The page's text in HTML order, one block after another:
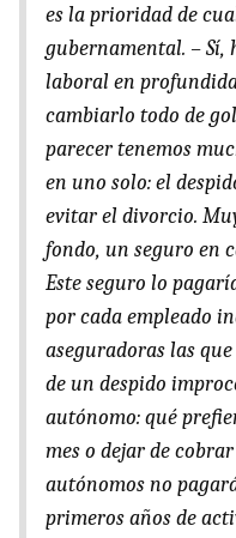
es la prioridad de
gubernamental. – Sí,
laboral en
cambiarlo todo de
parecer tenemos
en uno solo: el
evitar el divorcio.
fondo, un seguro en
Este seguro lo
por cada empleado
aseguradoras las
de un despido
autónomo: qué
mes o dejar de
autónomos no
primeros años de